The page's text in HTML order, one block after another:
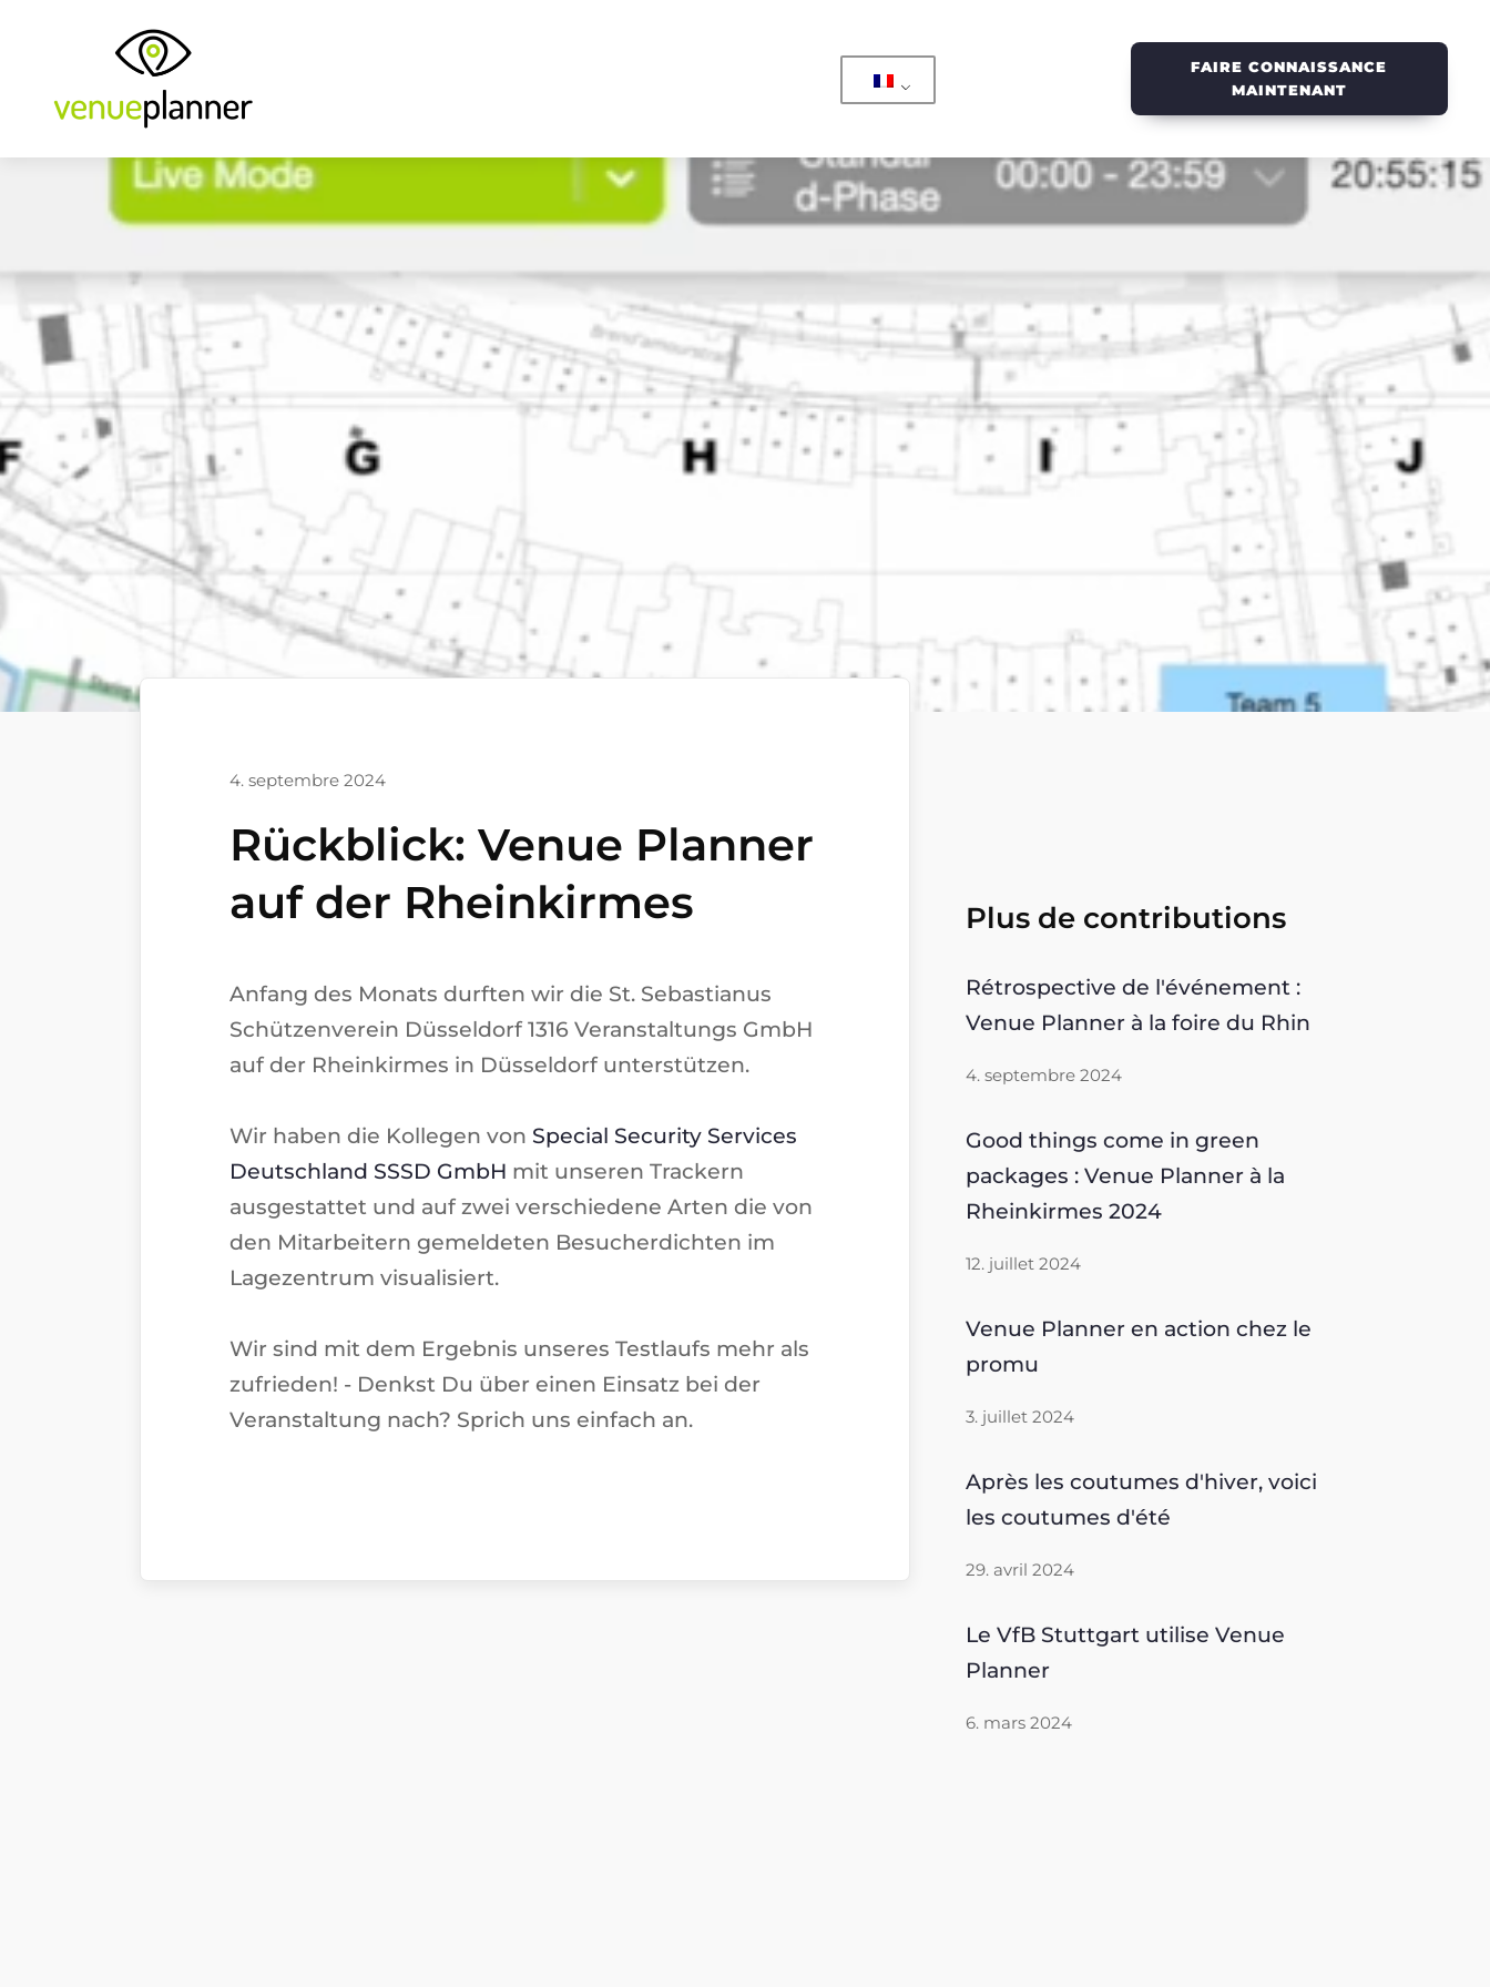
FAIRE CONNAISSANCE
MAINTENANT
4. septembre 2024
Rückblick: Venue Planner
auf der Rheinkirmes
Anfang des Monats durften wir die St. Sebastianus
Schützenverein Düsseldorf 1316 Veranstaltungs GmbH
auf der Rheinkirmes in Düsseldorf unterstützen.
Wir haben die Kollegen von Special Security Services
Deutschland SSSD GmbH mit unseren Trackern
ausgestattet und auf zwei verschiedene Arten die von
den Mitarbeitern gemeldeten Besucherdichten im
Lagezentrum visualisiert.
Wir sind mit dem Ergebnis unseres Testlaufs mehr als
zufrieden! - Denkst Du über einen Einsatz bei der
Veranstaltung nach? Sprich uns einfach an.
Plus de contributions
Rétrospective de l'événement :
Venue Planner à la foire du Rhin
4. septembre 2024
Good things come in green
packages : Venue Planner à la
Rheinkirmes 2024
12. juillet 2024
Venue Planner en action chez le
promu
3. juillet 2024
Après les coutumes d'hiver, voici
les coutumes d'été
29. avril 2024
Le VfB Stuttgart utilise Venue
Planner
6. mars 2024